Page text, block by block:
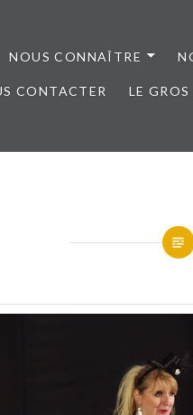
NOUS CONNAÎTRE
CONTACTER LE